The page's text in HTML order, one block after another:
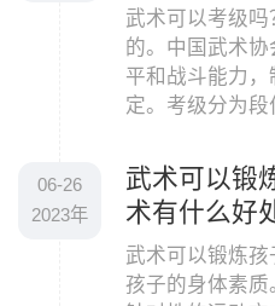
武术可以考级
的。中国武术
平和战斗能力
定。考级分为
初段到高段
06-26
2023年
武术可以锻
术有什么好
武术可以锻炼
孩子的身体素